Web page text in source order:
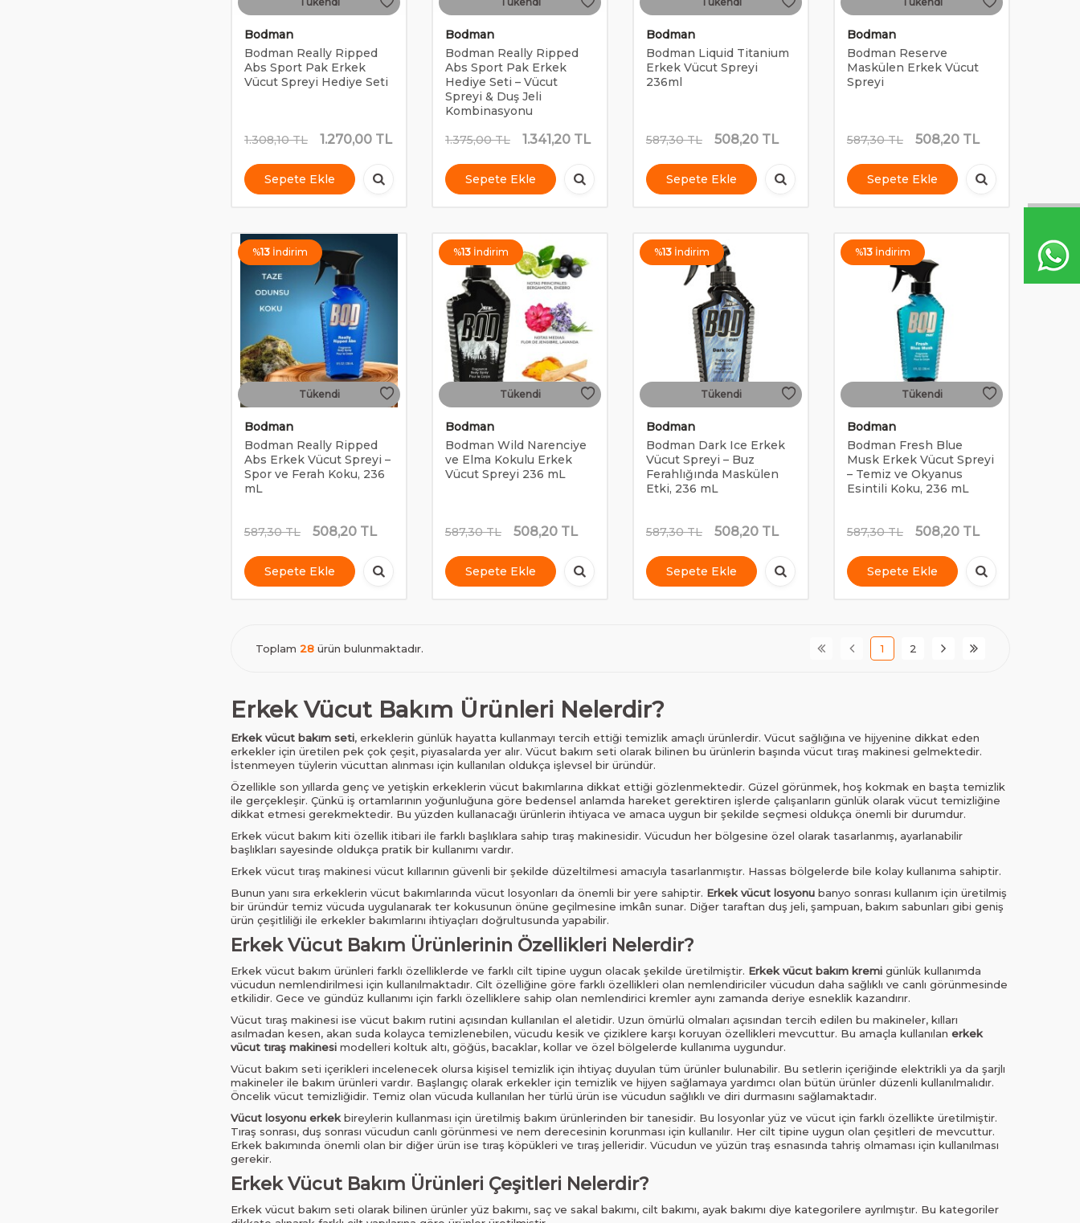
Bodman
Bodman Really Ripped
Abs Sport Pak Erkek
Vücut Spreyi Hediye Seti
1.308,10TL 1.270,00 TL
Sepete Ekle
Bodman
Bodman Really Ripped
Abs Sport Pak Erkek
Hediye Seti – Vücut
Spreyi & Duş Jeli
Kombinasyonu
1.375,00TL 1.341,20 TL
Sepete Ekle
Bodman
Bodman Liquid Titanium
Erkek Vücut Spreyi
236ml
587,30TL 508,20 TL
Sepete Ekle
Bodman
Bodman Reserve
Maskülen Erkek Vücut
Spreyi
587,30TL 508,20 TL
Sepete Ekle
%13 İndirim
Tükendi
Bodman
Bodman Really Ripped
Abs Erkek Vücut Spreyi –
Spor ve Ferah Koku, 236
mL
587,30TL 508,20 TL
Sepete Ekle
%13 İndirim
Tükendi
Bodman
Bodman Wild Narenciye
ve Elma Kokulu Erkek
Vücut Spreyi 236 mL
587,30TL 508,20 TL
Sepete Ekle
%13 İndirim
Tükendi
Bodman
Bodman Dark Ice Erkek
Vücut Spreyi – Buz
Ferahlığında Maskülen
Etki, 236 mL
587,30TL 508,20 TL
Sepete Ekle
%13 İndirim
Tükendi
Bodman
Bodman Fresh Blue
Musk Erkek Vücut Spreyi
– Temiz ve Okyanus
Esintili Koku, 236 mL
587,30TL 508,20 TL
Sepete Ekle
Toplam 28 ürün bulunmaktadır. 1 2
Erkek Vücut Bakım Ürünleri Nelerdir?
Erkek vücut bakım seti, erkeklerin günlük hayatta kullanmayı tercih ettiği temizlik amaçlı ürünlerdir. Vücut sağlığına ve hijyenine dikkat eden
erkekler için üretilen pek çok çeşit, piyasalarda yer alır. Vücut bakım seti olarak bilinen bu ürünlerin başında vücut tıraş makinesi gelmektedir.
İstenmeyen tüylerin vücuttan alınması için kullanılan oldukça işlevsel bir üründür.
Özellikle son yıllarda genç ve yetişkin erkeklerin vücut bakımlarına dikkat ettiği gözlenmektedir. Güzel görünmek, hoş kokmak en başta temizlik
ile gerçekleşir. Çünkü iş ortamlarının yoğunluğuna göre bedensel anlamda hareket gerektiren işlerde çalışanların günlük olarak vücut temizliğine
dikkat etmesi gerekmektedir. Bu yüzden kullanacağı ürünlerin ihtiyaca ve amaca uygun bir şekilde seçmesi oldukça önemli bir durumdur.
Erkek vücut bakım kiti özellik itibari ile farklı başlıklara sahip tıraş makinesidir. Vücudun her bölgesine özel olarak tasarlanmış, ayarlanabilir
başlıkları sayesinde oldukça pratik bir kullanımı vardır.
Erkek vücut tıraş makinesi vücut kıllarının güvenli bir şekilde düzeltilmesi amacıyla tasarlanmıştır. Hassas bölgelerde bile kolay kullanıma sahiptir.
Bunun yanı sıra erkeklerin vücut bakımlarında vücut losyonları da önemli bir yere sahiptir. Erkek vücut losyonu banyo sonrası kullanım için üretilmiş
bir üründür temiz vücuda uygulanarak ter kokusunun önüne geçilmesine imkân sunar. Diğer taraftan duş jeli, şampuan, bakım sabunları gibi geniş
ürün çeşitliliği ile erkekler bakımlarını ihtiyaçları doğrultusunda yapabilir.
Erkek Vücut Bakım Ürünlerinin Özellikleri Nelerdir?
Erkek vücut bakım ürünleri farklı özelliklerde ve farklı cilt tipine uygun olacak şekilde üretilmiştir. Erkek vücut bakım kremi günlük kullanımda
vücudun nemlendirilmesi için kullanılmaktadır. Cilt özelliğine göre farklı özellikleri olan nemlendiriciler vücudun daha sağlıklı ve canlı görünmesinde
etkilidir. Gece ve gündüz kullanımı için farklı özelliklere sahip olan nemlendirici kremler aynı zamanda deriye esneklik kazandırır.
Vücut tıraş makinesi ise vücut bakım rutini açısından kullanılan el aletidir. Uzun ömürlü olmaları açısından tercih edilen bu makineler, kılları
asılmadan kesen, akan suda kolayca temizlenebilen, vücudu kesik ve çiziklere karşı koruyan özellikleri mevcuttur. Bu amaçla kullanılan erkek
vücut tıraş makinesi modelleri koltuk altı, göğüs, bacaklar, kollar ve özel bölgelerde kullanıma uygundur.
Vücut bakım seti içerikleri incelenecek olursa kişisel temizlik için ihtiyaç duyulan tüm ürünler bulunabilir. Bu setlerin içeriğinde elektrikli ya da şarjlı
makineler ile bakım ürünleri vardır. Başlangıç olarak erkekler için temizlik ve hijyen sağlamaya yardımcı olan bütün ürünler düzenli kullanılmalıdır.
Öncelik vücut temizliğidir. Temiz olan vücuda kullanılan her türlü ürün ise vücudun sağlıklı ve diri durmasını sağlamaktadır.
Vücut losyonu erkek bireylerin kullanması için üretilmiş bakım ürünlerinden bir tanesidir. Bu losyonlar yüz ve vücut için farklı özellikte üretilmiştir.
Tıraş sonrası, duş sonrası vücudun canlı görünmesi ve nem derecesinin korunması için kullanılır. Her cilt tipine uygun olan çeşitleri de mevcuttur.
Erkek bakımında önemli olan bir diğer ürün ise tıraş köpükleri ve tıraş jelleridir. Vücudun ve yüzün traş esnasında tahriş olmaması için kullanılması
gerekir.
Erkek Vücut Bakım Ürünleri Çeşitleri Nelerdir?
Erkek vücut bakım seti olarak bilinen ürünler yüz bakımı, saç ve sakal bakımı, cilt bakımı, ayak bakımı diye kategorilere ayrılmıştır. Bu kategoriler